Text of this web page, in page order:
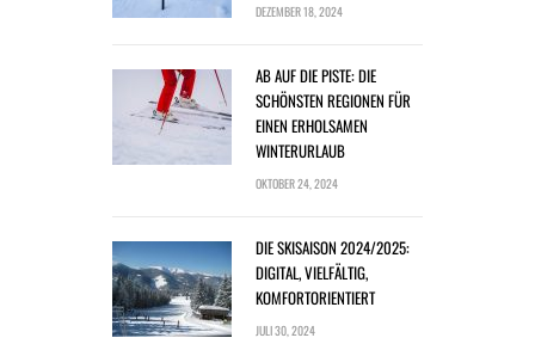
DEZEMBER 18, 2024
AB AUF DIE PISTE: DIE
SCHÖNSTEN REGIONEN FÜR
EINEN ERHOLSAMEN
WINTERURLAUB
OKTOBER 24, 2024
DIE SKISAISON 2024/2025:
DIGITAL, VIELFÄLTIG,
KOMFORTORIENTIERT
JULI 30, 2024